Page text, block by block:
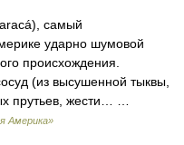
самый
ударно шумовой
происхождения.
(из высушенной тыквы,
прутьев, жести… …
Америка»